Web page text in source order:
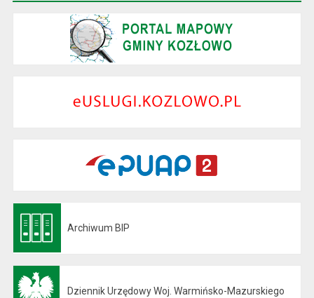
Archiwum BIP
Dziennik Urzędowy Woj. Warmińsko-Mazurskiego